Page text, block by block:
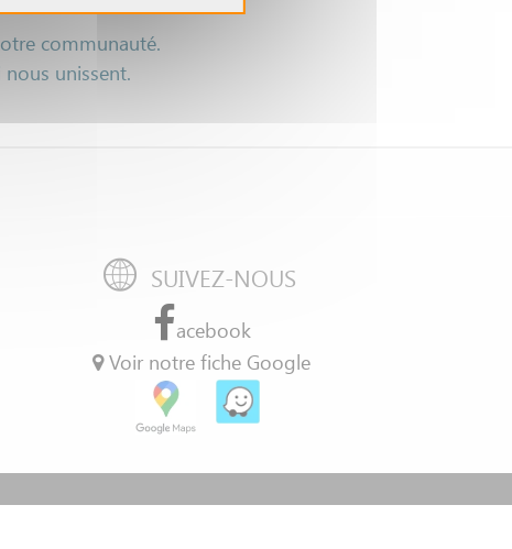
communauté.
unissent.
SUIVEZ-NOUS
acebook
Voir notre fiche Google